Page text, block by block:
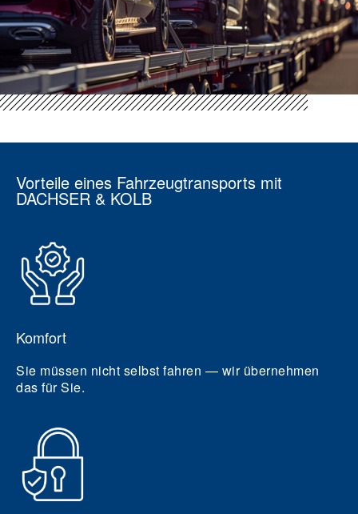
Vorteile eines Fahrzeugtransports mit
DACHSER & KOLB
Komfort
Sie müssen nicht selbst fahren — wir übernehmen
das für Sie.